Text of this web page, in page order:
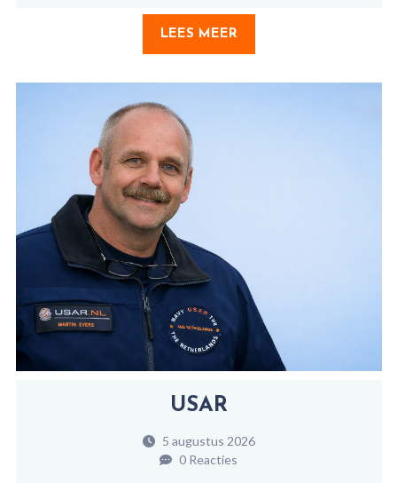
LEES MEER
USAR
5 augustus 2026
0 Reacties